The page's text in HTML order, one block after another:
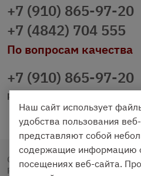
+7 (910) 865-97-20
+7 (4842) 704 555
По вопросам качества
+7 (910) 865-97-20
prazdnichniy40@palmi.ru
Copyright © 2020 - 2026.
Разработка и продвижение -
Наш сайт использует
удобства пользования
представляют собой
содержащие информацию
посещениях веб-сайта.